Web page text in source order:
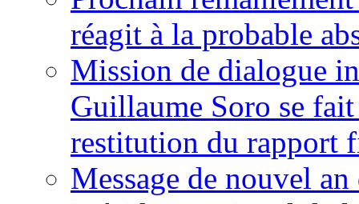
réagit à la probable
Mission de dialogue
Guillaume Soro se
restitution du rapport
Message de nouvel